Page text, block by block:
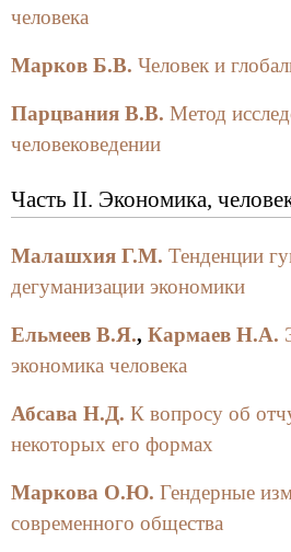
и за вхождение в мировое
непростой путь
Отзыв на сборник в
«Свободная Грузия»
Газета «Свободная
г. По материалам
«Петрополис» вышла в свет
человека в перспективе
Вахушти Парцвания.
российских авторов сразу
событием, т.к. является
человека
Марков Б.В. Человек и
Парцвания В.В. Метод
человековедении
Часть II. Экономика,
Малашхия Г.М. Тенденции
дегуманизации экономики
Ельмеев В.Я., Кармаев Н.А.
экономика человека
Абсава Н.Д. К вопросу об
некоторых его формах
Маркова О.Ю. Гендерные
современного общества